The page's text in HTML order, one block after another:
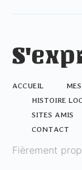
ACCUEIL
HISTOIRE
SITES AMIS
CONTACT
Fièrement